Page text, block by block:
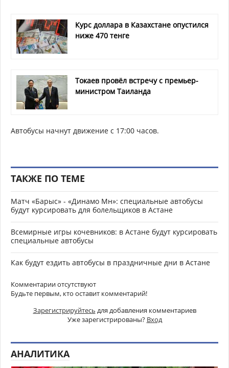
Курс доллара в Казахстане опустился
ниже 470 тенге
Токаев провёл встречу с премьер-
министром Таиланда
Автобусы начнут движение с 17:00 часов.
ТАКЖЕ ПО ТЕМЕ
Матч «Барыс» - «Динамо Мн»: специальные автобусы
будут курсировать для болельщиков в Астане
Всемирные игры кочевников: в Астане будут курсировать
специальные автобусы
Как будут ездить автобусы в праздничные дни в Астане
Комментарии отсутствуют
Будьте первым, кто оставит комментарий!
Зарегистрируйтесь для добавления комментариев
Уже зарегистрированы? Вход
АНАЛИТИКА